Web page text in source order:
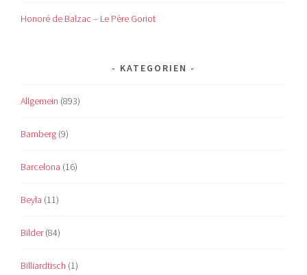
Honoré de Balzac – Le Père Goriot
KATEGORIEN
Allgemein (893)
Bamberg (9)
Barcelona (16)
Beyla (11)
Bilder(84)
Billiardtisch (1)